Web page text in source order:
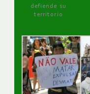
defiende su
territorio